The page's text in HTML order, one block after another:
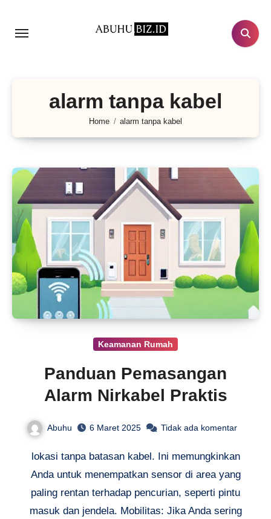
alarm tanpa kabel
Home alarm tanpa kabel
Keamanan Rumah
Panduan Pemasangan
Alarm Nirkabel Praktis
Abuhu 6 Maret 2025 Tidak ada komentar
lokasi tanpa batasan kabel. Ini memungkinkan
Anda untuk menempatkan sensor di area yang
paling rentan terhadap pencurian, seperti pintu
masuk dan jendela. Mobilitas: Jika Anda sering